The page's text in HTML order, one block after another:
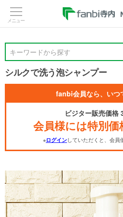
キーワードから探す
シルクで洗う泡シャンプー
fanbi会員なら、いつ
ビジター販売価格
会員様には特別価
※ログインしていただくと、会員